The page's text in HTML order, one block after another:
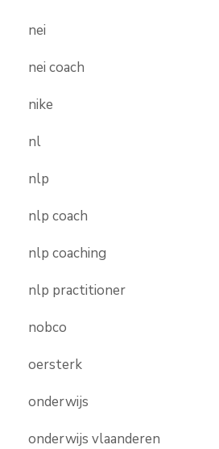
nei
nei coach
nike
nl
nlp
nlp coach
nlp coaching
nlp practitioner
nobco
oersterk
onderwijs
onderwijs vlaanderen